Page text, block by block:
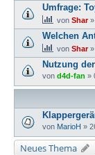
Umfrage:
von Shar»
Welchen
von Shar»
Nutzung
von d4d-fan »
von MarioH »
Neues Thema